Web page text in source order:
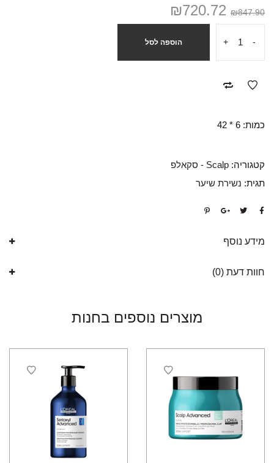
₪847.90
₪720.72
-
+ הוספה לסל
כמות: 6 * 42
קטגוריה: Scalp - סקאלפ
תגית: נשירת שיער
מידע נוסף
חוות דעת (0)
מוצרים נוספים בחנות